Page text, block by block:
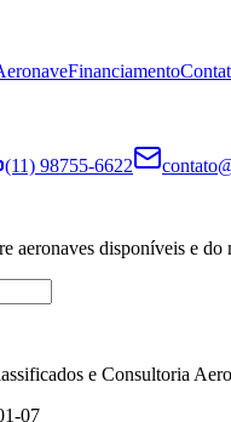
Financiamento
(11) 98755-6622
aeronaves disponíveis e do
e Consultoria
07